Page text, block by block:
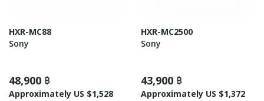
HXR-MC88
Sony
48,900 ฿
Approximately US $1,528
HXR-MC2500
Sony
43,900 ฿
Approximately US $1,372